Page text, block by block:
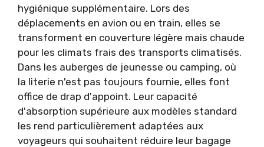
hygiénique supplémentaire. Lors des
déplacements en avion ou en train, elles se
transforment en couverture légère mais chaude
pour les climats frais des transports climatisés.
Dans les auberges de jeunesse ou camping, où
la literie n'est pas toujours fournie, elles font
office de drap d'appoint. Leur capacité
d'absorption supérieure aux modèles standard
les rend particulièrement adaptées aux
voyageurs qui souhaitent réduire leur bagage